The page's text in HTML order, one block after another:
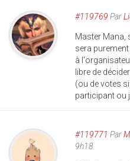
#119769 Par
Master Mana,
sera
à
libre de
(ou de votes
participant ou
#119771 Par
9h18